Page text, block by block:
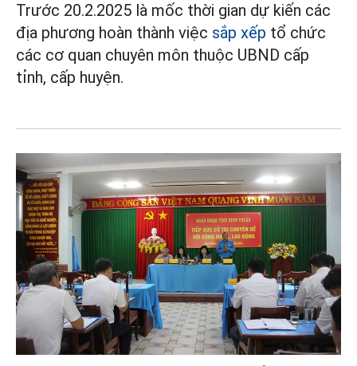
Trước 20.2.2025 là mốc thời gian dự kiến các
địa phương hoàn thành việc sắp xếp tổ chức
các cơ quan chuyên môn thuộc UBND cấp
tỉnh, cấp huyện.